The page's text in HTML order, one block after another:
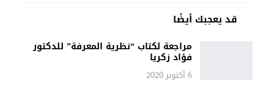
قد يعجبك أيضًا
مراجعة لكتاب “نظرية المعرفة” للدكتور
فؤاد زكريا
6 أكتوبر 2020